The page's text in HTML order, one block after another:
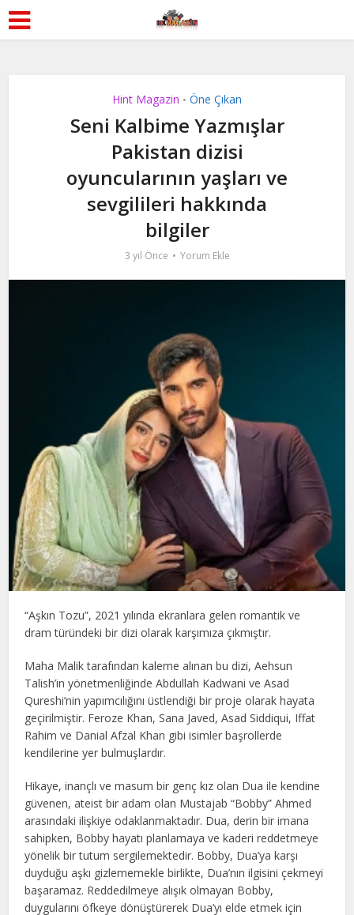
Hint Magazin • Öne Çıkan
Seni Kalbime Yazmışlar
Pakistan dizisi
oyuncularının yaşları ve
sevgilileri hakkında
bilgiler
3 yıl Önce Yorum Ekle
“Aşkın Tozu”, 2021 yılında ekranlara gelen romantik ve
dram türündeki bir dizi olarak karşımıza çıkmıştır.
Maha Malik tarafından kaleme alınan bu dizi, Aehsun
Talish’in yönetmenliğinde Abdullah Kadwani ve Asad
Qureshi’nin yapımcılığını üstlendiği bir proje olarak hayata
geçirilmiştir. Feroze Khan, Sana Javed, Asad Siddiqui, Iffat
Rahim ve Danial Afzal Khan gibi isimler başrollerde
kendilerine yer bulmuşlardır.
Hikaye, inançlı ve masum bir genç kız olan Dua ile kendine
güvenen, ateist bir adam olan Mustajab “Bobby” Ahmed
arasındaki ilişkiye odaklanmaktadır. Dua, derin bir imana
sahipken, Bobby hayatı planlamaya ve kaderi reddetmeye
yönelik bir tutum sergilemektedir. Bobby, Dua’ya karşı
duyduğu aşkı gizlememekle birlikte, Dua’nın ilgisini çekmeyi
başaramaz. Reddedilmeye alışık olmayan Bobby,
duygularını öfkeye dönüştürerek Dua’yı elde etmek için